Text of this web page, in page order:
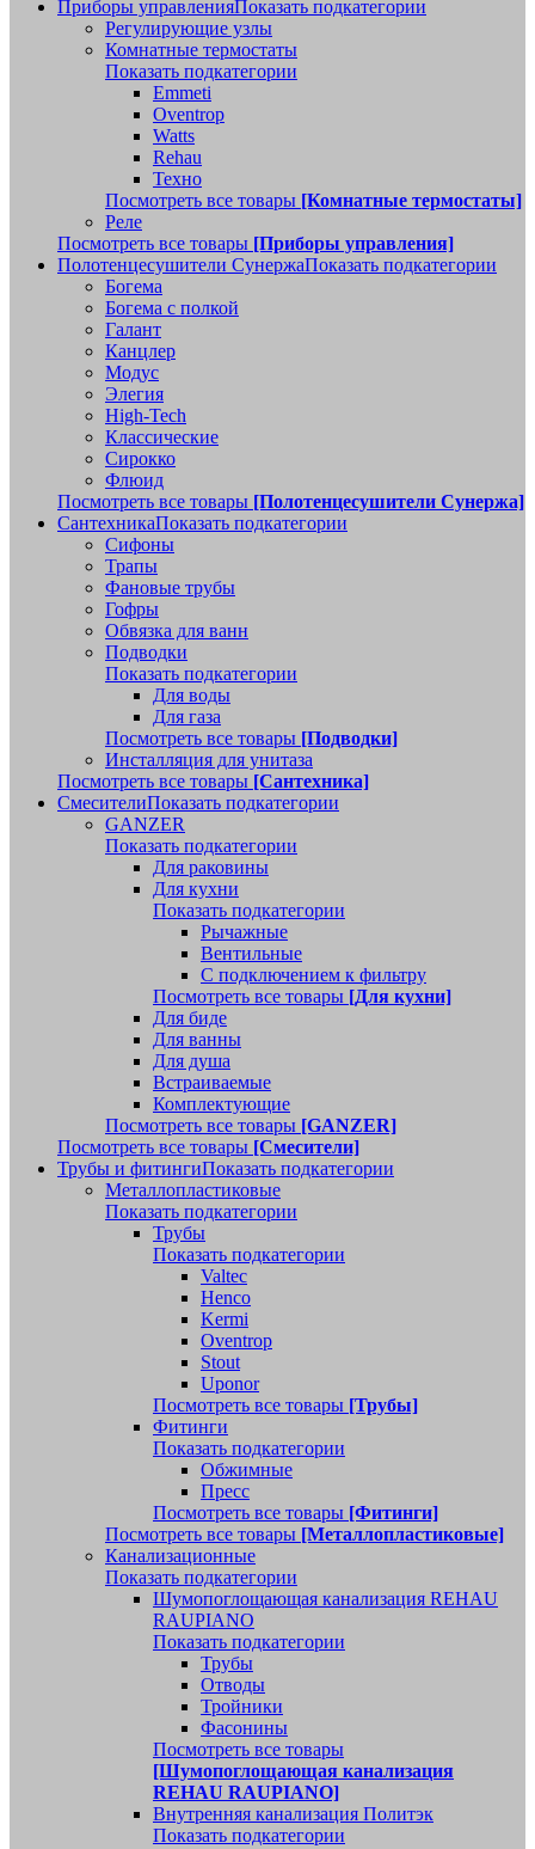
Приборы управленияПоказать подкатегории
Регулирующие узлы
Комнатные термостаты
Показать подкатегории
Emmeti
Oventrop
Watts
Rehau
Техно
Посмотреть все товары [Комнатные термостаты]
Реле
Посмотреть все товары [Приборы управления]
Полотенцесушители СунержаПоказать подкатегории
Богема
Богема с полкой
Галант
Канцлер
Модус
Элегия
High-Tech
Классические
Сирокко
Флюид
Посмотреть все товары [Полотенцесушители Сунержа]
СантехникаПоказать подкатегории
Сифоны
Трапы
Фановые трубы
Гофры
Обвязка для ванн
Подводки
Показать подкатегории
Для воды
Для газа
Посмотреть все товары [Подводки]
Инсталляция для унитаза
Посмотреть все товары [Сантехника]
СмесителиПоказать подкатегории
GANZER
Показать подкатегории
Для раковины
Для кухни
Показать подкатегории
Рычажные
Вентильные
С подключением к фильтру
Посмотреть все товары [Для кухни]
Для биде
Для ванны
Для душа
Встраиваемые
Комплектующие
Посмотреть все товары [GANZER]
Посмотреть все товары [Смесители]
Трубы и фитингиПоказать подкатегории
Металлопластиковые
Показать подкатегории
Трубы
Показать подкатегории
Valtec
Henco
Kermi
Oventrop
Stout
Uponor
Посмотреть все товары [Трубы]
Фитинги
Показать подкатегории
Обжимные
Пресс
Посмотреть все товары [Фитинги]
Посмотреть все товары [Металлопластиковые]
Канализационные
Показать подкатегории
Шумопоглощающая канализация REHAU
RAUPIANO
Показать подкатегории
Трубы
Отводы
Тройники
Фасонины
Посмотреть все товары
[Шумопоглощающая канализация
REHAU RAUPIANO]
Внутренняя канализация Политэк
Показать подкатегории